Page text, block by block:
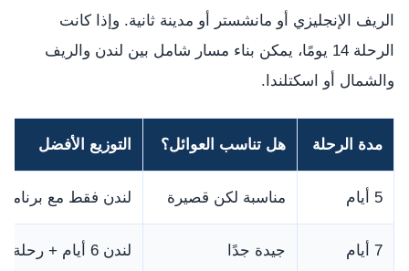
الريف الإنجليزي أو مانشستر أو مدينة ثانية. وإذا كانت
الرحلة 14 يومًا، يمكن بناء مسار شامل بين لندن والريف
والشمال أو اسكتلندا.
مدة الرحلة هل تناسب العوائل؟ التوزيع الأفضل
5 أيام مناسبة لكن قصيرة لندن فقط مع
7 أيام جيدة جدًا لندن 6 أيام + رحلة يوم إلى أكسفورد أو وندسور